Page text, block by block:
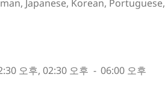
Japanese, Korean, Portuguese,
오후, 02:30 오후 - 06:00 오후